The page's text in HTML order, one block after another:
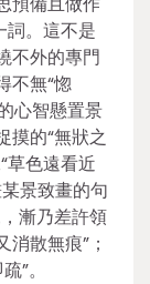
詞。這不是
不外的專門
不無“惚
心智懸置景
摸的“無狀之
草色遠看近
景致畫的句
漸乃差許領
散無痕”；
”。